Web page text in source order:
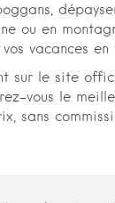
ou en
vacances en
sur le site
vous le
sans